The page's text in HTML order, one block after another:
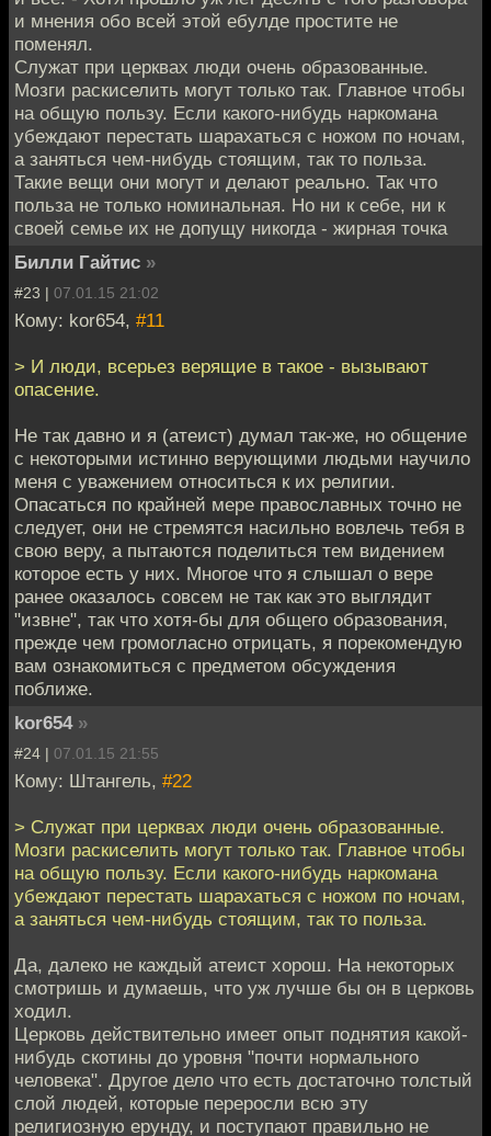
и мнения обо всей этой ебулде простите не
поменял.
Служат при церквах люди очень образованные.
Мозги раскиселить могут только так. Главное чтобы
на общую пользу. Если какого-нибудь наркомана
убеждают перестать шарахаться с ножом по ночам,
а заняться чем-нибудь стоящим, так то польза.
Такие вещи они могут и делают реально. Так что
польза не только номинальная. Но ни к себе, ни к
своей семье их не допущу никогда - жирная точка
Билли Гайтис »
#23 | 07.01.15 21:02
Кому: kor654, #11
> И люди, всерьез верящие в такое - вызывают
опасение.
Не так давно и я (атеист) думал так-же, но общение
с некоторыми истинно верующими людьми научило
меня с уважением относиться к их религии.
Опасаться по крайней мере православных точно не
следует, они не стремятся насильно вовлечь тебя в
свою веру, а пытаются поделиться тем видением
которое есть у них. Многое что я слышал о вере
ранее оказалось совсем не так как это выглядит
"извне", так что хотя-бы для общего образования,
прежде чем громогласно отрицать, я порекомендую
вам ознакомиться с предметом обсуждения
поближе.
kor654 »
#24 | 07.01.15 21:55
Кому: Штангель, #22
> Служат при церквах люди очень образованные.
Мозги раскиселить могут только так. Главное чтобы
на общую пользу. Если какого-нибудь наркомана
убеждают перестать шарахаться с ножом по ночам,
а заняться чем-нибудь стоящим, так то польза.
Да, далеко не каждый атеист хорош. На некоторых
смотришь и думаешь, что уж лучше бы он в церковь
ходил.
Церковь действительно имеет опыт поднятия какой-
нибудь скотины до уровня "почти нормального
человека". Другое дело что есть достаточно толстый
слой людей, которые переросли всю эту
религиозную ерунду, и поступают правильно не